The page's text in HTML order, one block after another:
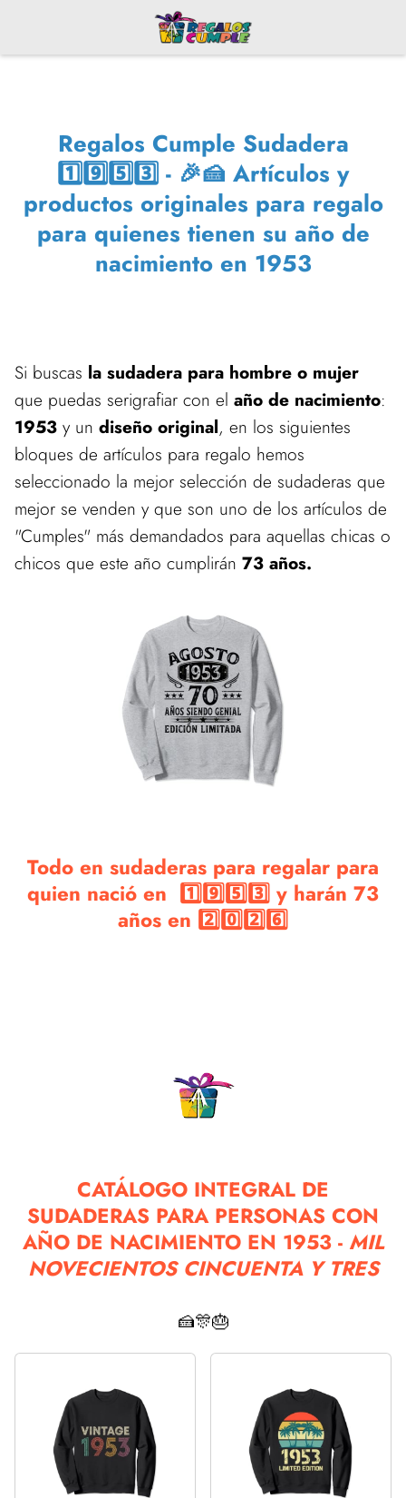
Regalos Cumple Sudadera
1️⃣9️⃣5️⃣3️⃣ - 🎉🍰 Artículos y
productos originales para regalo
para quienes tienen su año de
nacimiento en 1953
Si buscas la sudadera para hombre o mujer
que puedas serigrafiar con el año de nacimiento:
1953 y un diseño original, en los siguientes
bloques de artículos para regalo hemos
seleccionado la mejor selección de sudaderas que
mejor se venden y que son uno de los artículos de
"Cumples" más demandados para aquellas chicas o
chicos que este año cumplirán 73 años.
Todo en sudaderas para regalar para
quien nació en 1️⃣9️⃣5️⃣3️⃣ y harán 73
años en 2️⃣0️⃣2️⃣6️⃣
CATÁLOGO INTEGRAL DE
SUDADERAS PARA PERSONAS CON
AÑO DE NACIMIENTO EN 1953 - MIL
NOVECIENTOS CINCUENTA Y TRES
🍰🎊🎂